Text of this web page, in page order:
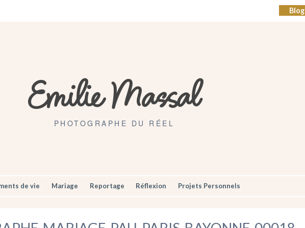
Blog
Emilie Massal
PHOTOGRAPHE DU RÉEL
de vie Mariage Reportage Réflexion Projets Personnels